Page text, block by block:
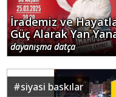
İrademiz ve
Güç Alarak Yan
dayanışma datça
#siyasi baskılar